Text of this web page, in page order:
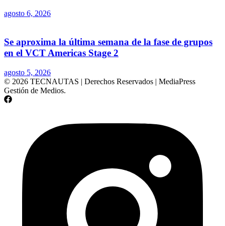
agosto 6, 2026
Se aproxima la última semana de la fase de grupos
en el VCT Americas Stage 2
agosto 5, 2026
© 2026 TECNAUTAS | Derechos Reservados | MediaPress
Gestión de Medios.